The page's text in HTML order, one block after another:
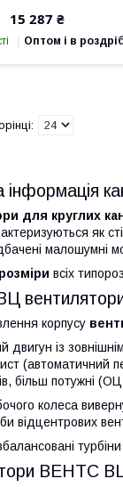
15 287 ₴
Оптом і в
інформація
для круглих
як
малошумні
всіх
вентилятори
корпусу
із
(автоматичний
більш потужні
колеса
відцентрових
турбіни
ВЕНТС